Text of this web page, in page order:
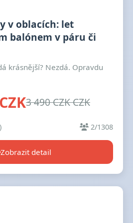
v oblacích: let
balónem v páru či
krásnější? Nezdá. Opravdu
3 490 CZK CZK
2/1308
Zobrazit detail